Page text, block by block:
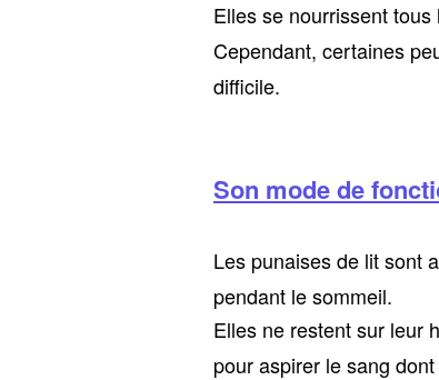
Elles se nourrissent tous
Cependant, certaines
difficile.
Son mode de
Les punaises de lit sont
pendant le sommeil.
Elles ne restent sur leur
pour aspirer le sang